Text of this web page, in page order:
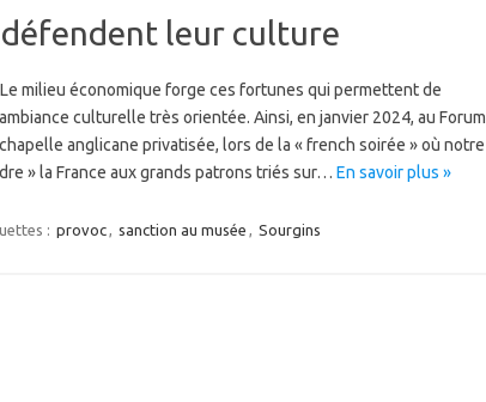
leur culture
milieu économique forge ces fortunes qui permettent de
culturelle très orientée. Ainsi, en janvier 2024, au Forum
anglicane privatisée, lors de la « french soirée » où notre
» la France aux grands patrons triés sur… En savoir plus »
: provoc, sanction au musée , Sourgins